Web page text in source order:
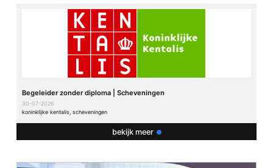
Begeleider zonder diploma | Scheveningen
30-07-2026
koninklijke kentalis, scheveningen
bekijk meer